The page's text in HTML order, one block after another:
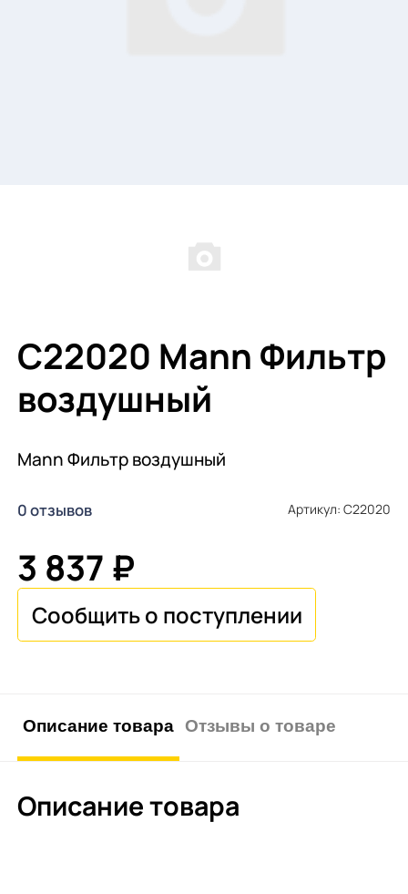
C22020 Mann Фильтр
воздушный
Mann Фильтр воздушный
0 отзывов Артикул: C22020
3 837 ₽
Описание товара Отзывы о товаре
Описание товара